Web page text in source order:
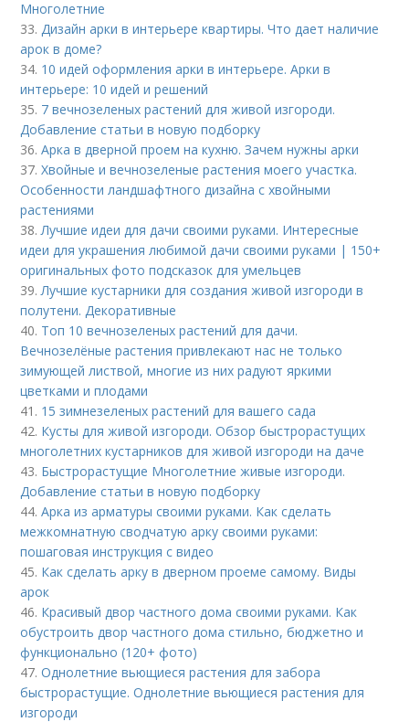
Многолетние
33. Дизайн арки в интерьере квартиры. Что дает наличие
арок в доме?
34. 10 идей оформления арки в интерьере. Арки в
интерьере: 10 идей и решений
35. 7 вечнозеленых растений для живой изгороди.
Добавление статьи в новую подборку
36.Арка в дверной проем на кухню. Зачем нужны арки
37.Хвойные и вечнозеленые растения моего участка.
Особенности ландшафтного дизайна с хвойными
растениями
38. Лучшие идеи для дачи своими руками. Интересные
идеи для украшения любимой дачи своими руками | 150+
оригинальных фото подсказок для умельцев
39. Лучшие кустарники для создания живой изгороди в
полутени. Декоративные
40. Топ 10 вечнозеленых растений для дачи.
Вечнозелёные растения привлекают нас не только
зимующей листвой, многие из них радуют яркими
цветками и плодами
41. 15 зимнезеленых растений для вашего сада
42. Кусты для живой изгороди. Обзор быстрорастущих
многолетних кустарников для живой изгороди на даче
43. Быстрорастущие Многолетние живые изгороди.
Добавление статьи в новую подборку
44.Арка из арматуры своими руками. Как сделать
межкомнатную сводчатую арку своими руками:
пошаговая инструкция с видео
45. Как сделать арку в дверном проеме самому. Виды
арок
46. Красивый двор частного дома своими руками. Как
обустроить двор частного дома стильно, бюджетно и
функционально (120+ фото)
47.Однолетние вьющиеся растения для забора
быстрорастущие. Однолетние вьющиеся растения для
изгороди